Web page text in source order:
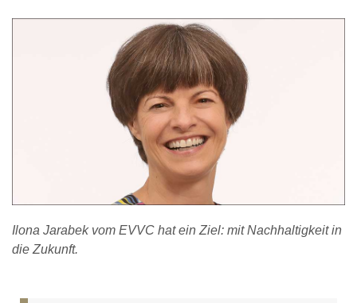
Ilona Jarabek vom EVVC hat ein Ziel: mit Nachhaltigkeit in
die Zukunft.